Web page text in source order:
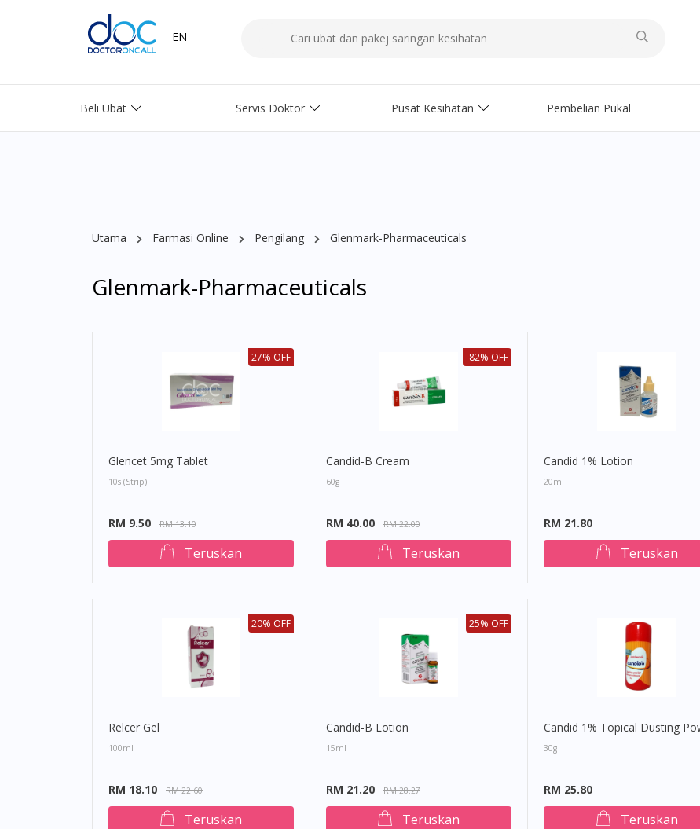
EN
Beli Ubat Servis Doktor Pusat Kesihatan Pembelian Pukal
Utama Farmasi Online Pengilang Glenmark-Pharmaceuticals
Glenmark-Pharmaceuticals
27% OFF
Glencet 5mg Tablet
10s (strip)
RM 9.50 RM 13.10
Teruskan
-82% OFF
Candid-B Cream
60g
RM 40.00 RM 22.00
Teruskan
Candid 1% Lotion
20ml
RM 21.80
Teruskan
20% OFF
Relcer Gel
100ml
RM 18.10 RM 22.60
Teruskan
25% OFF
Candid-B Lotion
15ml
RM 21.20 RM 28.27
Teruskan
Candid 1% Topical Dusting
30g
RM 25.80
Teruskan